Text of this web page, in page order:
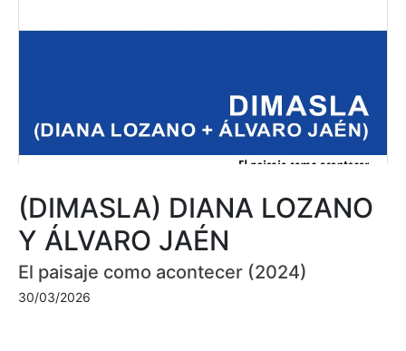
(DIMASLA) DIANA LOZANO
Y ÁLVARO JAÉN
El paisaje como acontecer (2024)
30/03/2026